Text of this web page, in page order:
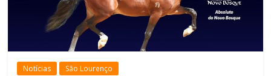
Notícias São Lourenço